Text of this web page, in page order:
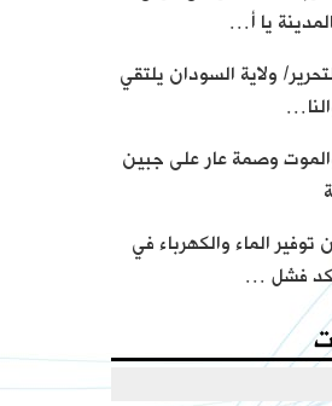
يا أ…
ولاية السودان يلتقي
وصمة عار على جبين
الماء والكهرباء في
فشل …